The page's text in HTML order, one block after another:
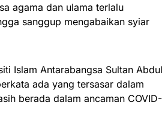
agama dan ulama terlalu
sanggup mengabaikan syiar
Islam Antarabangsa Sultan Abdul
ada yang tersasar dalam
berada dalam ancaman COVID-